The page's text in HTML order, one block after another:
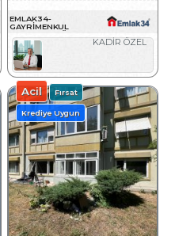
EMLAK34-
GAYRIMENKUL
DANIŞMANLIĞI
KADİR ÖZEL
Acil Fırsat
Krediye Uygun